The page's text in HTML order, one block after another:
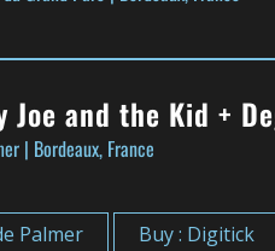
Joe and the Kid +
| Bordeaux, France
Palmer Buy : Digitick